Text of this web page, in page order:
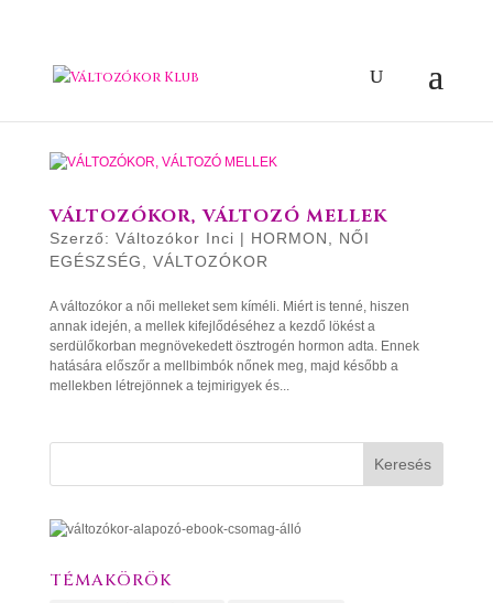
VÁLTOZÓKOR, VÁLTOZÓ MELLEK
Szerző: Változókor Inci | HORMON
NŐI
EGÉSZSÉG
VÁLTOZÓKOR
A változókor a női melleket sem kíméli. Miért is tenné, hiszen
annak idején, a mellek kifejlődéséhez a kezdő lökést a
serdülőkorban megnövekedett ösztrogén hormon adta. Ennek
hatására előszőr a mellbimbók nőnek meg, majd később a
mellekben létrejönnek a tejmirigyek és...
Keresés
TÉMAKÖRÖK